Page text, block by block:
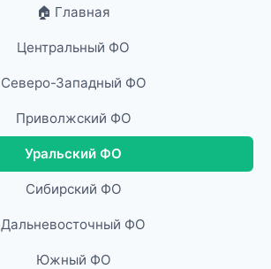
🏠 Главная
Центральный ФО
Северо-Западный ФО
Приволжский ФО
Уральский ФО
Сибирский ФО
Дальневосточный ФО
Южный ФО